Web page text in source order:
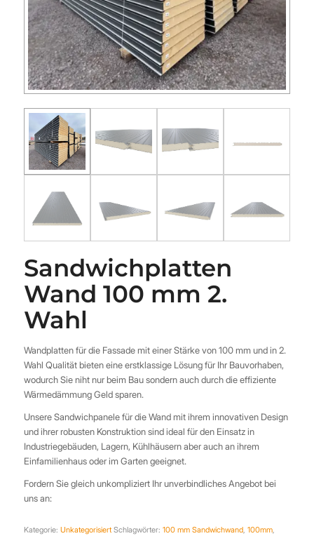
Sandwichplatten
Wand 100 mm 2.
Wahl
Wandplatten für die Fassade mit einer Stärke von 100 mm und in 2.
Wahl Qualität bieten eine erstklassige Lösung für Ihr Bauvorhaben,
wodurch Sie niht nur beim Bau sondern auch durch die effiziente
Wärmedämmung Geld sparen.
Unsere Sandwichpanele für die Wand mit ihrem innovativen Design
und ihrer robusten Konstruktion sind ideal für den Einsatz in
Industriegebäuden, Lagern, Kühlhäusern aber auch an ihrem
Einfamilienhaus oder im Garten geeignet.
Fordern Sie gleich unkompliziert Ihr unverbindliches Angebot bei
uns an:
Kategorie: Unkategorisiert Schlagwörter: 100 mm Sandwichwand, 100mm,